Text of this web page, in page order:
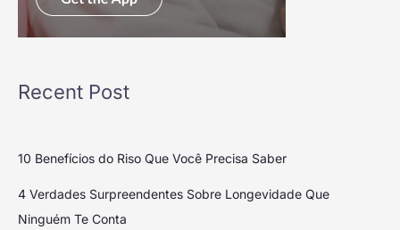
Recent Post
10 Benefícios do Riso Que Você Precisa Saber
4 Verdades Surpreendentes Sobre Longevidade Que
Ninguém Te Conta